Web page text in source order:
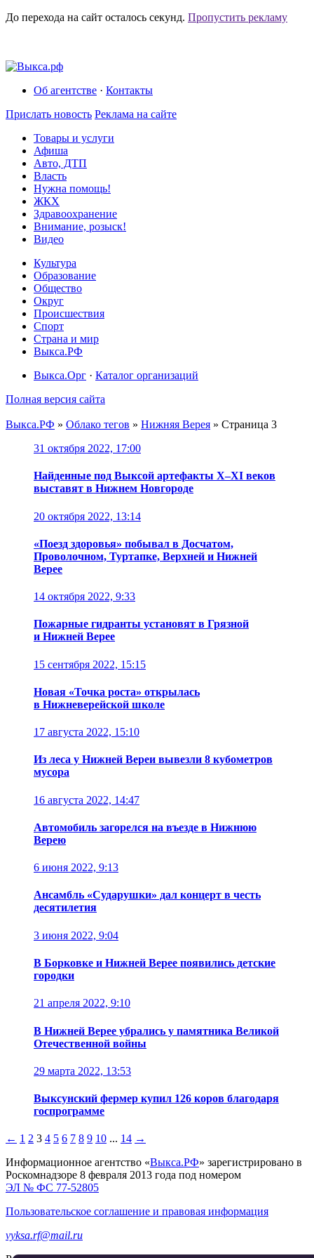
До перехода на сайт осталось секунд. Пропустить рекламу
Об агентстве · Контакты
Прислать новость Реклама на сайте
Товары и услуги
Афиша
Авто, ДТП
Власть
Нужна помощь!
ЖКХ
Здравоохранение
Внимание, розыск!
Видео
Культура
Образование
Общество
Округ
Происшествия
Спорт
Страна и мир
Выкса.РФ
Выкса.Орг · Каталог организаций
Полная версия сайта
Выкса.РФ » Облако тегов » Нижняя Верея » Страница 3
31 октября 2022, 17:00
Найденные под Выксой артефакты X–XI веков
выставят в Нижнем Новгороде
20 октября 2022, 13:14
«Поезд здоровья» побывал в Досчатом,
Проволочном, Туртапке, Верхней и Нижней
Верее
14 октября 2022, 9:33
Пожарные гидранты установят в Грязной
и Нижней Верее
15 сентября 2022, 15:15
Новая «Точка роста» открылась
в Нижневерейской школе
17 августа 2022, 15:10
Из леса у Нижней Вереи вывезли 8 кубометров
мусора
16 августа 2022, 14:47
Автомобиль загорелся на въезде в Нижнюю
Верею
6 июня 2022, 9:13
Ансамбль «Сударушки» дал концерт в честь
десятилетия
3 июня 2022, 9:04
В Борковке и Нижней Верее появились детские
городки
21 апреля 2022, 9:10
В Нижней Верее убрались у памятника Великой
Отечественной войны
29 марта 2022, 13:53
Выксунский фермер купил 126 коров благодаря
госпрограмме
← 1 2 3 4 5 6 7 8 9 10 ... 14 →
Информационное агентство «Выкса.РФ» зарегистрировано в
Роскомнадзоре 8 февраля 2013 года под номером
ЭЛ № ФС 77-52805
Пользовательское соглашение и правовая информация
vyksa.rf@mail.ru